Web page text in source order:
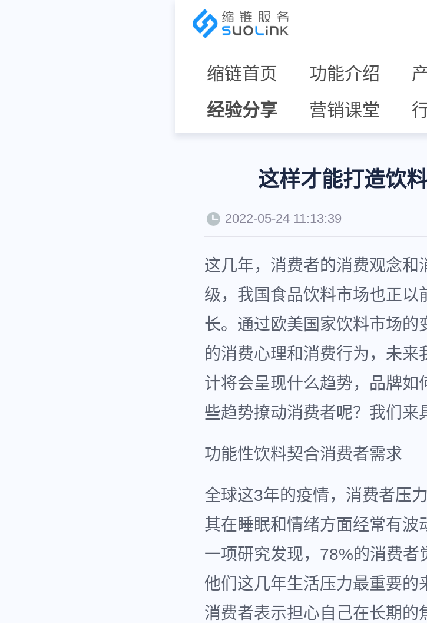
缩链首页 功能介绍
经验分享
营销课堂
这样才能打造饮
2022-05-24 11:13:39
这几年，消费者的消费观念和
级，我国食品饮料市场也正以
长。通过欧美国家饮料市场的
的消费心理和消费行为，未来
计将会呈现什么趋势，品牌如
些趋势撩动消费者呢？我们来
功能性饮料契合消费者需求
全球这3年的疫情，消费者压
其在睡眠和情绪方面经常有波
一项研究发现，78%的消费者
他们这几年生活压力最重要的
消费者表示担心自己在长期的